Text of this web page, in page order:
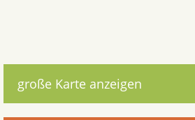
große Karte anzeigen